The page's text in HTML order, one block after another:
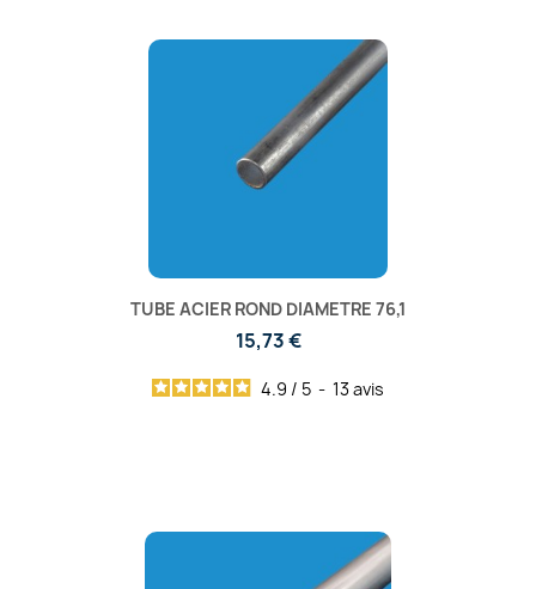
TUBE ACIER ROND DIAMETRE 76,1
15,73 €
4.9 / 5 - 13avis